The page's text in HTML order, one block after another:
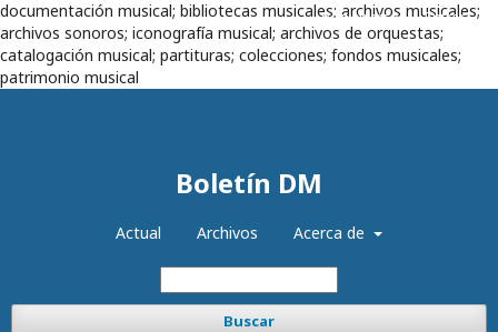
documentación musical; bibliotecas musicales; archivos musicales;
archivos sonoros; iconografía musical; archivos de orquestas;
catalogación musical; partituras; colecciones; fondos musicales;
patrimonio musical
Boletín DM
Actual Archivos Acerca de
Buscar
Registrarse Entrar